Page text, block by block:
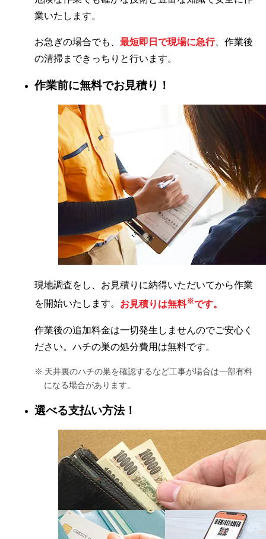
業いたします。
お急ぎの場合でも、 最短即日で現場に急行、作業後
の清掃まできっちりと行います。
作業前に無料でお見積り！
現地調査をし、お見積りに納得いただいてから作業
を開始いたします。 お見積りは無料※です。
作業後の追加料金は一切発生しませんのでご安心く
ださい。ハチの巣の処分費用は無料です。
天井裏のハチの巣を確認するなど工事が場合は一部有料
になる場合があります。
選べる支払い方法！